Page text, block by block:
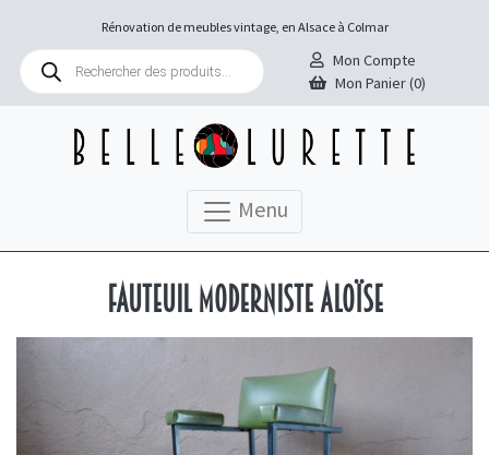
Rénovation de meubles vintage, en Alsace à Colmar
Recherche
produits
Mon Compte
Mon Panier (0)
Menu
Fauteuil moderniste Aloïse